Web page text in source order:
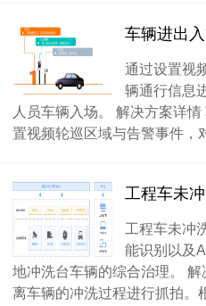
车辆进出
通过设置视
辆通行信息
人员车辆入场。 解决方案详
置视频轮巡区域与告警事件，
工程车未
工程车未冲
能识别以及
地冲洗台车辆的综合治理。
离车辆的冲洗过程进行抓拍。